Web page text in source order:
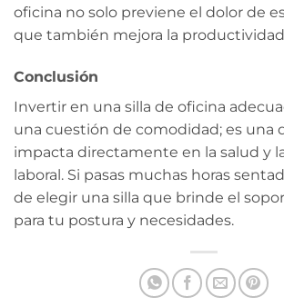
oficina no solo previene el dolor de
que también mejora la
Conclusión
Invertir en una silla de oficina
una cuestión de comodidad; es una
impacta directamente en la salud y
laboral. Si pasas muchas horas
de elegir una silla que brinde el
para tu postura y necesidades.